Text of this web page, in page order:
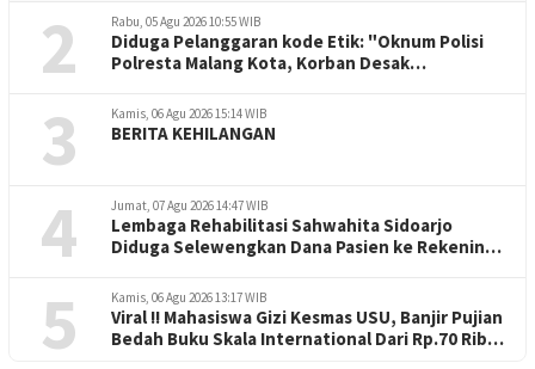
2 Rabu, 05 Agu 2026 10:55 WIB
Diduga Pelanggaran kode Etik: "Oknum Polisi
Polresta Malang Kota, Korban Desak
3 Kamis, 06 Agu 2026 15:14 WIB
BERITA KEHILANGAN
4 Jumat, 07 Agu 2026 14:47 WIB
Lembaga Rehabilitasi Sahwahita Sidoarjo
Diduga Selewengkan Dana Pasien ke Rekening
5 Kamis, 06 Agu 2026 13:17 WIB
Viral !! Mahasiswa Gizi Kesmas USU, Banjir Pujian
Bedah Buku Skala International Dari Rp.70 Ribu